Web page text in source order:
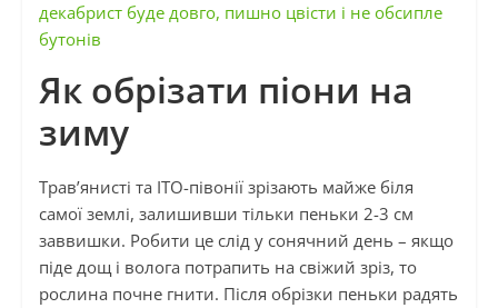
декабрист буде довго, пишно цвісти і не обсипле
бутонів
Як обрізати піони на
зиму
Трав’янисті та ІТО-півонії зрізають майже біля
самої землі, залишивши тільки пеньки 2-3 см
заввишки. Робити це слід у сонячний день – якщо
піде дощ і волога потрапить на свіжий зріз, то
рослина почне гнити. Після обрізки пеньки радять